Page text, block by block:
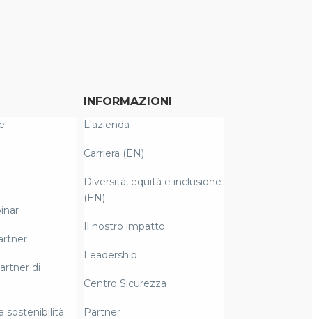
di
sostenibilità:
INFORMAZIONI
L'azienda
Carriera (EN)
Diversità, equità e inclusione
(EN)
Il nostro impatto
Leadership
Centro Sicurezza
Partner